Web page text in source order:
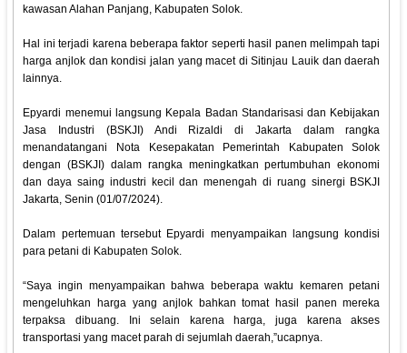
kawasan Alahan Panjang, Kabupaten Solok.
Hal ini terjadi karena beberapa faktor seperti hasil panen melimpah tapi
harga anjlok dan kondisi jalan yang macet di Sitinjau Lauik dan daerah
lainnya.
Epyardi menemui langsung Kepala Badan Standarisasi dan Kebijakan
Jasa Industri (BSKJI) Andi Rizaldi di Jakarta dalam rangka
menandatangani Nota Kesepakatan Pemerintah Kabupaten Solok
dengan (BSKJI) dalam rangka meningkatkan pertumbuhan ekonomi
dan daya saing industri kecil dan menengah di ruang sinergi BSKJI
Jakarta, Senin (01/07/2024).
Dalam pertemuan tersebut Epyardi menyampaikan langsung kondisi
para petani di Kabupaten Solok.
“Saya ingin menyampaikan bahwa beberapa waktu kemaren petani
mengeluhkan harga yang anjlok bahkan tomat hasil panen mereka
terpaksa dibuang. Ini selain karena harga, juga karena akses
transportasi yang macet parah di sejumlah daerah,”ucapnya.